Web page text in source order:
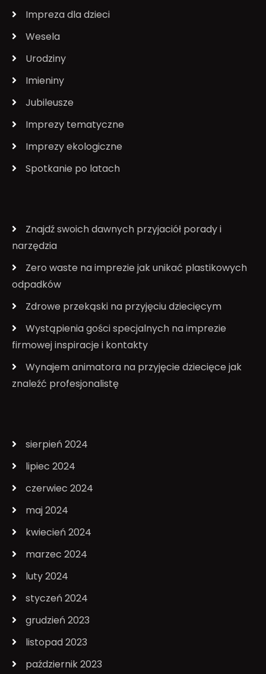
Impreza dla dzieci
Wesela
Urodziny
Imieniny
Jubileusze
Imprezy tematyczne
Imprezy ekologiczne
Spotkanie po latach
Znajdź swoich dawnych przyjaciół porady i
narzędzia
Zero waste na imprezie jak unikać plastikowych
odpadków
Zdrowe przekąski na przyjęciu dziecięcym
Wystąpienia gości specjalnych na imprezie
firmowej inspiracje i kontakty
Wynajem animatora na przyjęcie dziecięce jak
znaleźć profesjonalistę
sierpień 2024
lipiec 2024
czerwiec 2024
maj 2024
kwiecień 2024
marzec 2024
luty 2024
styczeń 2024
grudzień 2023
listopad 2023
październik 2023